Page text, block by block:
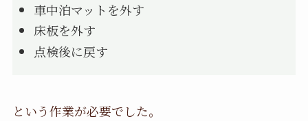
車中泊マットを外す
床板を外す
点検後に戻す
という作業が必要でした。